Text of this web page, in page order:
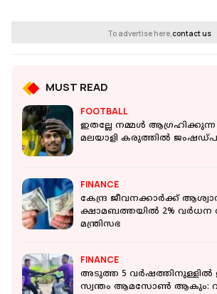
To advertise here,contact us
MUST READ
FOOTBALL
ഇതല്ലേ നമ്മൾ ആഗ്രഹിക്കുന്ന
മലയാളി കരുത്തിൽ
FINANCE
കേന്ദ്ര ജീവനക്കാര്‍ക്ക്
ക്ഷാമബത്തയില്‍ 2% വര്‍ധന
മന്ത്രിസഭ
FINANCE
അടുത്ത 5 വർഷത്തിനുള്ളിൽ
സ്വന്തം ആമസോൺ ആകും: